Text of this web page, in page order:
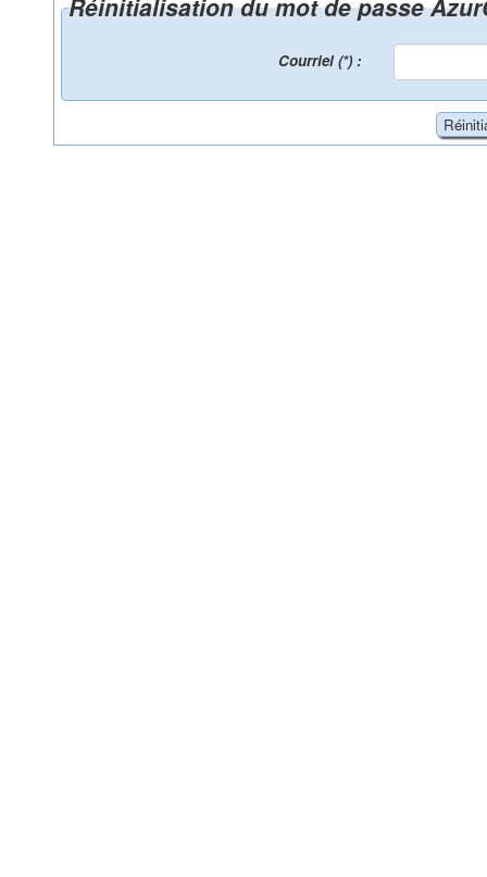
Réinitialisation du mot de passe
Courriel (*) :